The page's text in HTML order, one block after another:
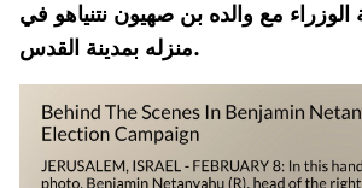
الوزراء مع والده بن صهيون نتنياهو في
منزله بمدينة القدس.